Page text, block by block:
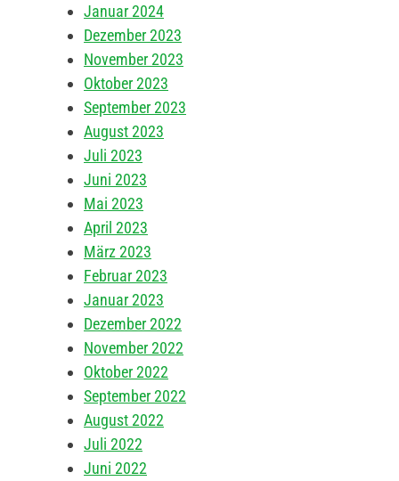
Januar 2024
Dezember 2023
November 2023
Oktober 2023
September 2023
August 2023
Juli 2023
Juni 2023
Mai 2023
April 2023
März 2023
Februar 2023
Januar 2023
Dezember 2022
November 2022
Oktober 2022
September 2022
August 2022
Juli 2022
Juni 2022